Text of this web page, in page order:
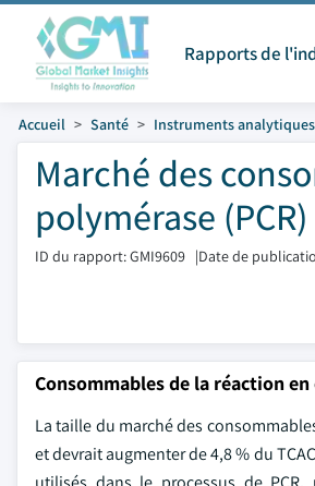
Rapports de
Accueil Santé Instruments analytiques
Marché des
polymérase
ID du rapport: GMI9609 |Date de
Consommables de la réaction
La taille du marché des
et devrait augmenter de 4,8 % du